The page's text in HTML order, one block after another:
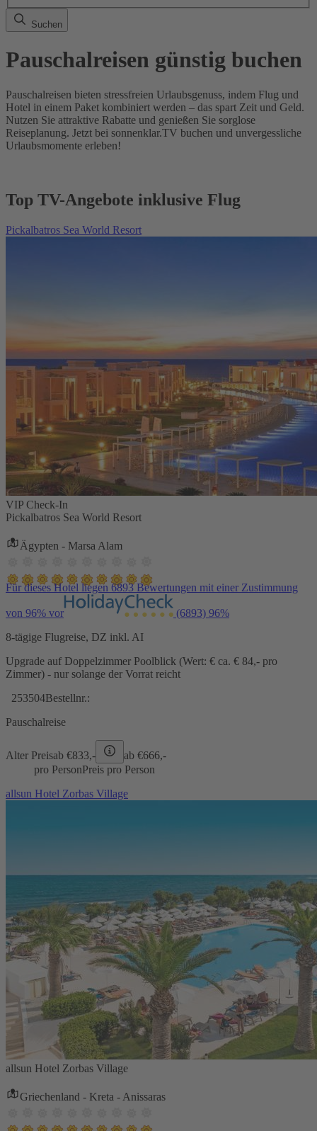
Suchen
Pauschalreisen günstig buchen
Pauschalreisen bieten stressfreien Urlaubsgenuss, indem Flug und
Hotel in einem Paket kombiniert werden – das spart Zeit und Geld.
Nutzen Sie attraktive Rabatte und genießen Sie sorglose
Reiseplanung. Jetzt bei sonnenklar.TV buchen und unvergessliche
Urlaubsmomente erleben!
Top TV-Angebote inklusive Flug
Pickalbatros Sea World Resort
VIP Check-In
Pickalbatros Sea World Resort
Ägypten - Marsa Alam
Für dieses Hotel liegen 6893 Bewertungen mit einer Zustimmung
von 96% vor (6893) 96%
8-tägige Flugreise, DZ inkl. AI
Upgrade auf Doppelzimmer Poolblick (Wert: € ca. € 84,- pro
Zimmer) - nur solange der Vorrat reicht
253504Bestellnr.:
Pauschalreise
Alter Preisab €833,- ab €666,-
pro PersonPreis pro Person
allsun Hotel Zorbas Village
allsun Hotel Zorbas Village
Griechenland - Kreta - Anissaras